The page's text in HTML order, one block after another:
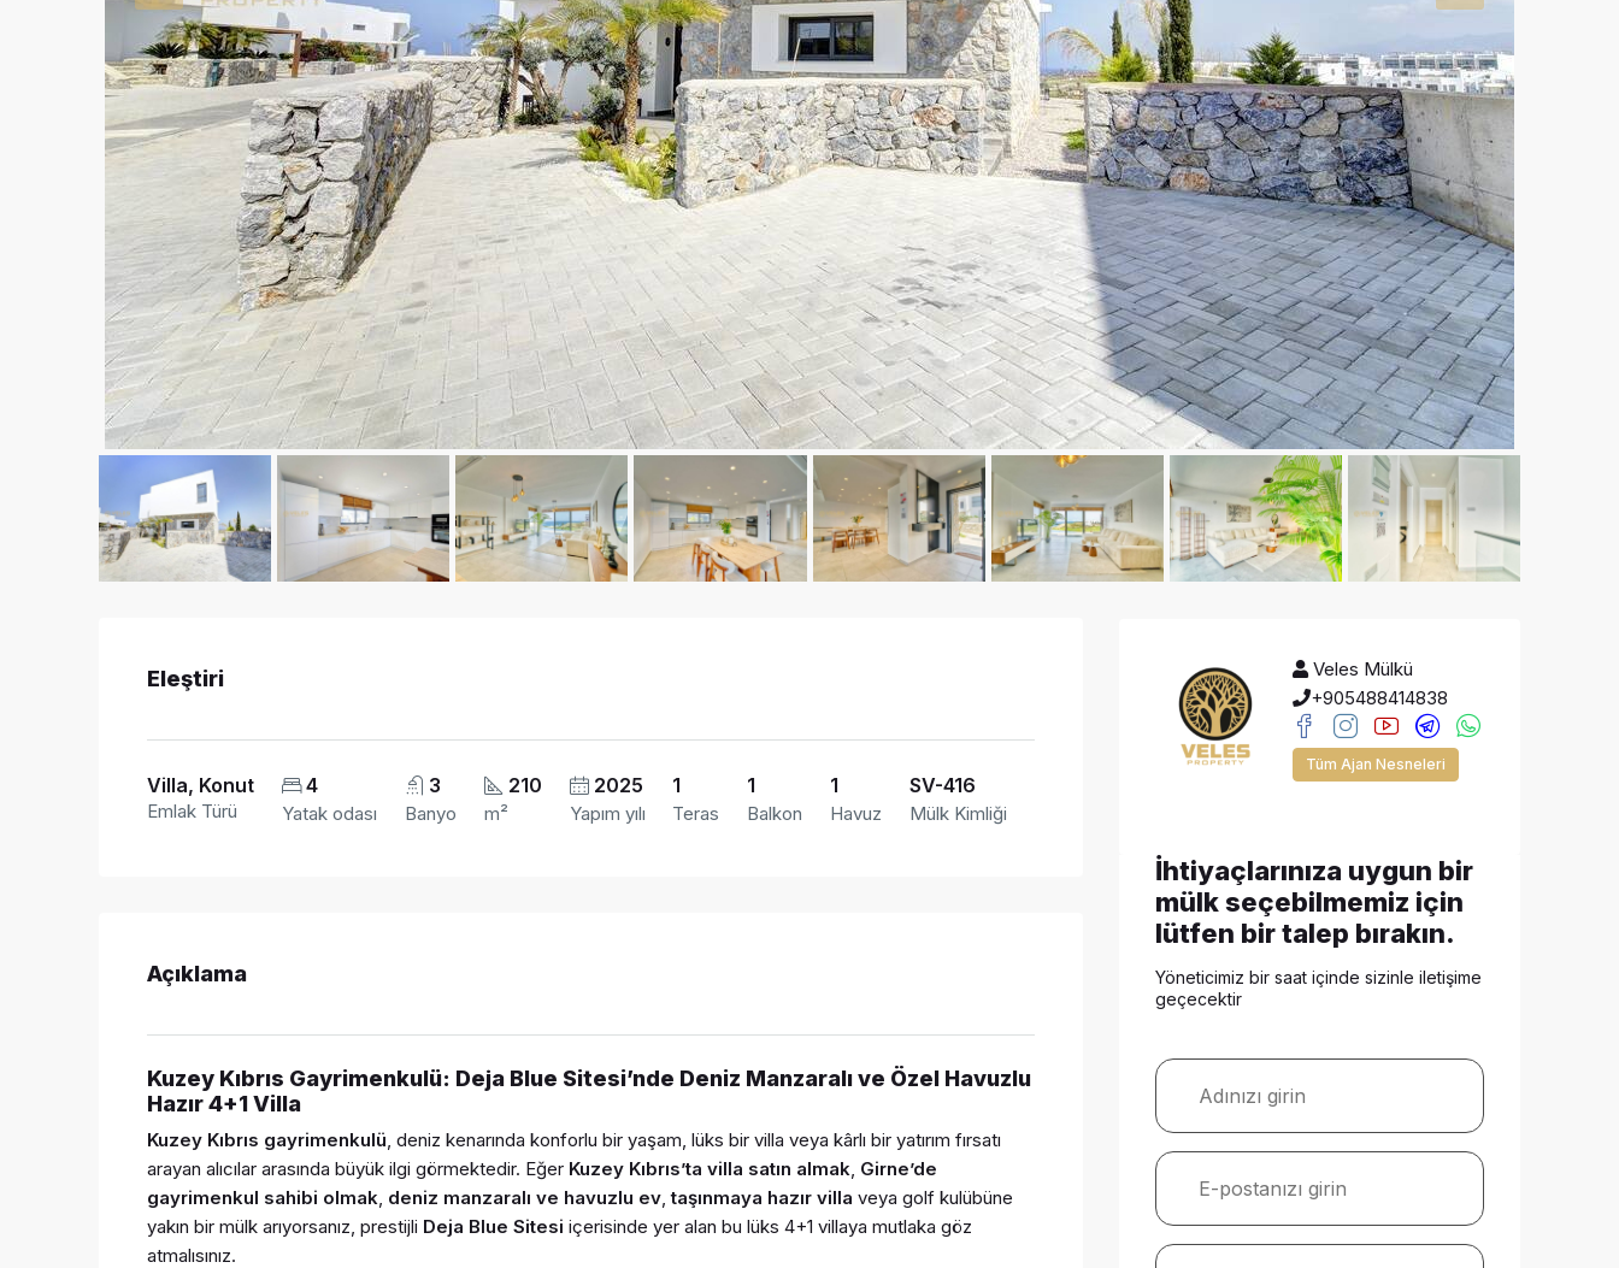
Eleştiri
Villa, Konut
Emlak Türü
4
Yatak odası
3
Banyo
210
m²
2025
Yapım yılı
1
Teras
1
Balkon
1
Havuz
SV-416
Mülk Kimliği
Açıklama
Kuzey Kıbrıs Gayrimenkulü: Deja Blue Sitesi’nde Deniz Manzaralı ve Özel Havuzlu
Hazır 4+1 Villa
Kuzey Kıbrıs gayrimenkulü, deniz kenarında konforlu bir yaşam, lüks bir villa veya kârlı bir yatırım fırsatı
arayan alıcılar arasında büyük ilgi görmektedir. Eğer Kuzey Kıbrıs’ta villa satın almak, Girne’de
gayrimenkul sahibi olmak, deniz manzaralı ve havuzlu ev,taşınmaya hazır villa veya golf kulübüne
yakın bir mülk arıyorsanız, prestijli Deja Blue Sitesi içerisinde yer alan bu lüks 4+1 villaya mutlaka göz
atmalısınız.
Veles Mülkü
+905488414838
Tüm Ajan Nesneleri
İhtiyaçlarınıza uygun bir
mülk seçebilmemiz için
lütfen bir talep bırakın.
Yöneticimiz bir saat içinde sizinle iletişime
geçecektir